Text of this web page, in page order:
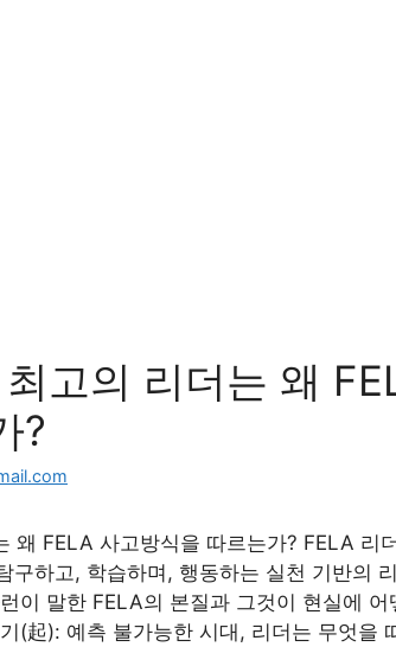
고의 리더는 왜
?
왜 FELA 사고방식을 따르는가? FELA 리
구하고, 학습하며, 행동하는 실천 기반의
이 말한 FELA의 본질과 그것이 현실에 어
(起): 예측 불가능한 시대, 리더는 무엇을